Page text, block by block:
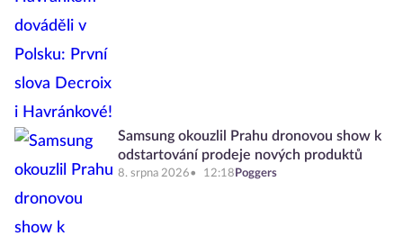
Samsung okouzlil Prahu dronovou show k
odstartování prodeje nových produktů
8. srpna 2026 12:18 Poggers